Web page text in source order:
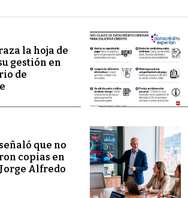
la hoja de
gestión en
de
que no
copias en
Alfredo